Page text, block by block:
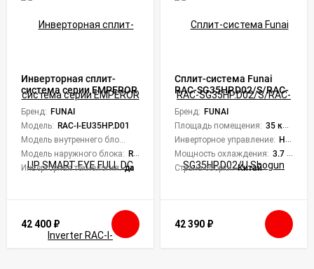
Инверторная сплит-
система серии EMPEROR
UP SMART EYE FULL DC
Inverter RAC-I-
EU35HP.D01 (комплект)
Бренд: FUNAI
Модель: RAC-I-EU35HP.D01
Модель внутреннего блока:
RAC-I-EU35HP.D01/S
Модель наружного блока: RAC-I-EU35HP.D01/U
Инверторная технология: да
42 400 ₽
Сплит-система Funai
RAC-SG35HP.D02/S/RAC-
SG35HP.D02/U Shogun
Бренд: FUNAI
Площадь помещения: 35 кв. м.
Инверторное управление: Нет
Мощность охлаждения: 3.7 кВт
Страна сборки: Китай
42 390 ₽